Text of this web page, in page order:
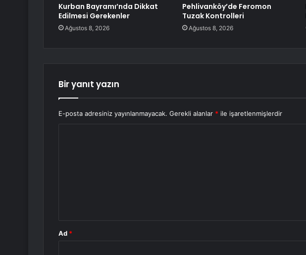
Kurban Bayramı’nda Dikkat
Edilmesi Gerekenler
Ağustos 8, 2026
Pehlivanköy’de Feromon
Tuzak Kontrolleri
Ağustos 8, 2026
Bir yanıt yazın
E-posta adresiniz yayınlanmayacak. Gerekli alanlar * ile işaretlenmişlerdir
Ad *